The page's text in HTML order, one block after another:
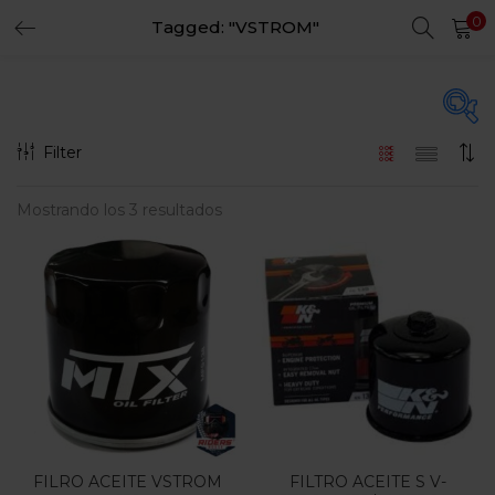
Tagged: "VSTROM" 0
Precio:$45.000 $90.000
En oferta
Filter
Mostrando los 3 resultados
FILRO ACEITE VSTROM
FILTRO ACEITE S V-
REGISTER
Remember me
Login
Lost password?